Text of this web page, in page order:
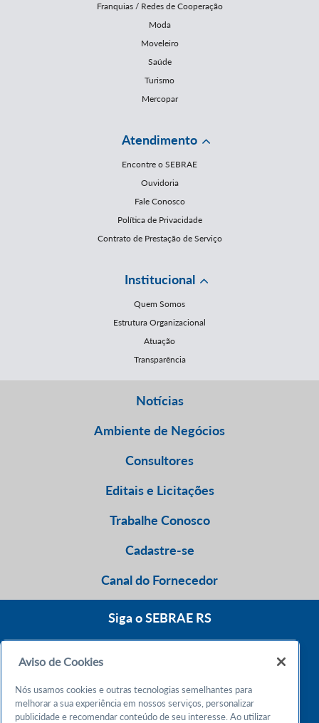
Franquias / Redes de Cooperação
Moda
Moveleiro
Saúde
Turismo
Mercopar
Atendimento
Encontre o SEBRAE
Ouvidoria
Fale Conosco
Política de Privacidade
Contrato de Prestação de Serviço
Institucional
Quem Somos
Estrutura Organizacional
Atuação
Transparência
Notícias
Ambiente de Negócios
Consultores
Editais e Licitações
Trabalhe Conosco
Cadastre-se
Canal do Fornecedor
Siga o SEBRAE RS
Atendimento 24h
Aviso de Cookies
Nós usamos cookies e outras tecnologias semelhantes para
melhorar a sua experiência em nossos serviços, personalizar
publicidade e recomendar conteúdo de seu interesse. Ao utilizar